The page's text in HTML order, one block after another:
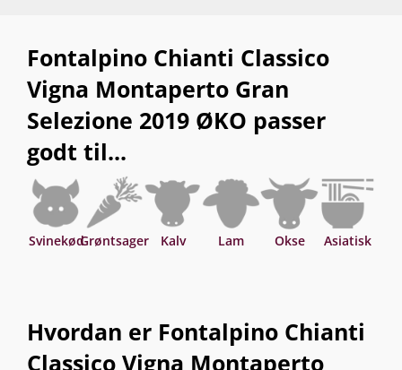
Fontalpino Chianti Classico
Vigna Montaperto Gran
Selezione 2019 ØKO passer
godt til...
SvinekødGrøntsager Kalv Lam Okse Asiatisk
Hvordan er Fontalpino Chianti
Classico Vigna Montaperto